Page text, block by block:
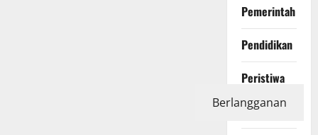
Pemerintah
Pendidikan
Peristiwa
Photography
Berlangganan